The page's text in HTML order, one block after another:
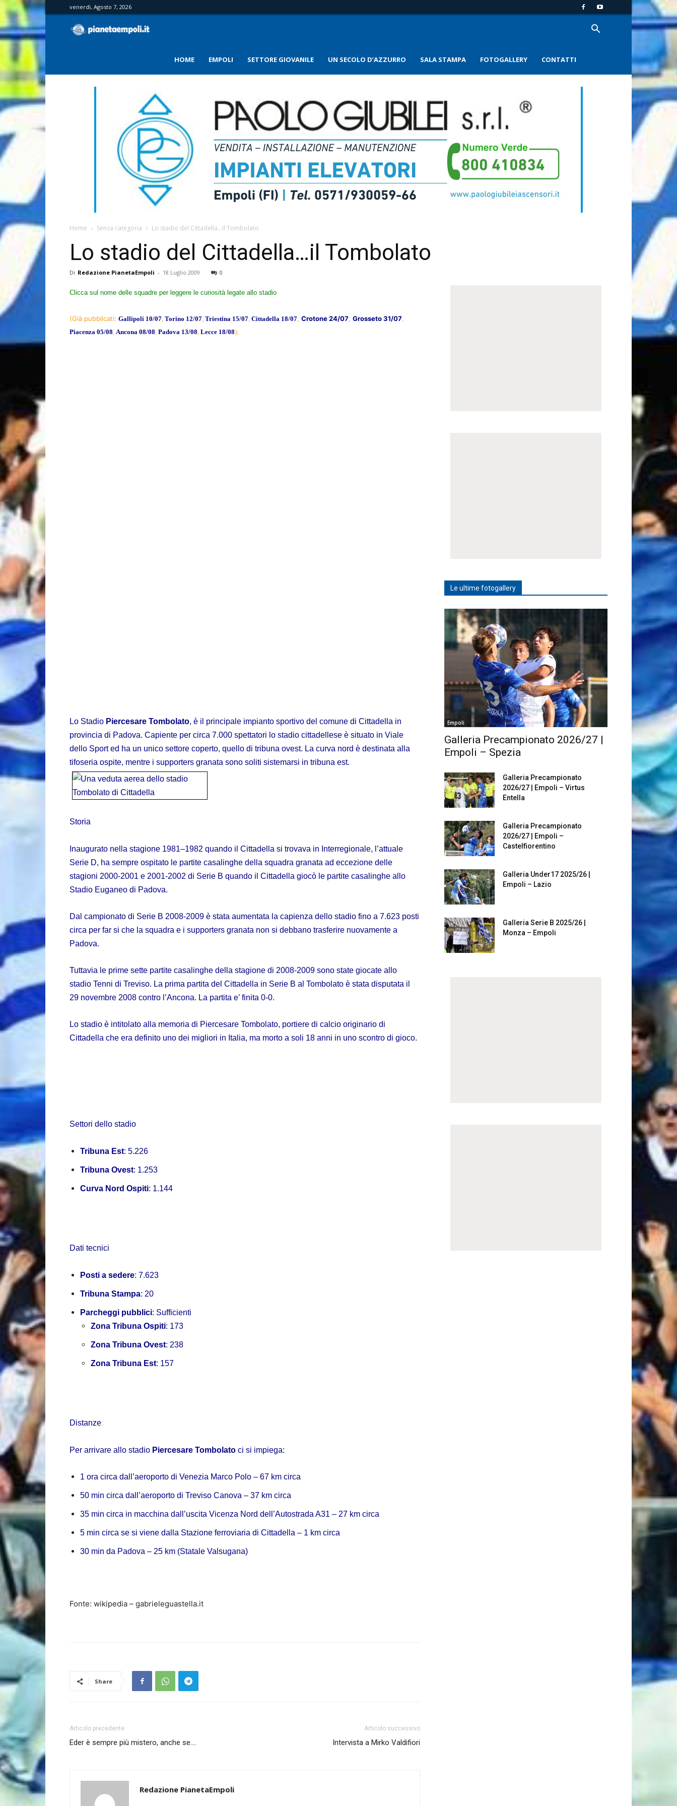
venerdì, Agosto 7, 2026
HOME EMPOLI SETTORE GIOVANILE UN SECOLO D’AZZURRO SALA STAMPA FOTOGALLERY CONTATTI
Home Senza categoria Lo stadio del Cittadella…il Tombolato
Lo stadio del Cittadella…il Tombolato
Di Redazione PianetaEmpoli - 18 Luglio 2009 0
Clicca sul nome delle squadre per leggere le curiosità legate allo stadio
(Già pubblicati: Gallipoli 10/07, Torino 12/07, Triestina 15/07, Cittadella 18/07, Crotone 24/07, Grosseto 31/07,
Piacenza 05/08, Ancona 08/08, Padova 13/08, Lecce 18/08);
Lo Stadio Piercesare Tombolato, è il principale impianto sportivo del comune di Cittadella in
provincia di Padova. Capiente per circa 7.000 spettatori lo stadio cittadellese è situato in Viale
dello Sport ed ha un unico settore coperto, quello di tribuna ovest. La curva nord è destinata alla
tifoseria ospite, mentre i supporters granata sono soliti sistemarsi in tribuna est.
Storia
Inaugurato nella stagione 1981–1982 quando il Cittadella si trovava in Interregionale, l’attuale
Serie D, ha sempre ospitato le partite casalinghe della squadra granata ad eccezione delle
stagioni 2000-2001 e 2001-2002 di Serie B quando il Cittadella giocò le partite casalinghe allo
Stadio Euganeo di Padova.
Dal campionato di Serie B 2008-2009 è stata aumentata la capienza dello stadio fino a 7.623 posti
circa per far si che la squadra e i supporters granata non si debbano trasferire nuovamente a
Padova.
Tuttavia le prime sette partite casalinghe della stagione di 2008-2009 sono state giocate allo
stadio Tenni di Treviso. La prima partita del Cittadella in Serie B al Tombolato è stata disputata il
29 novembre 2008 contro l’Ancona. La partita e’ finita 0-0.
Lo stadio è intitolato alla memoria di Piercesare Tombolato, portiere di calcio originario di
Cittadella che era definito uno dei migliori in Italia, ma morto a soli 18 anni in uno scontro di gioco.
Settori dello stadio
Tribuna Est: 5.226
Tribuna Ovest: 1.253
Curva Nord Ospiti: 1.144
Dati tecnici
Posti a sedere: 7.623
Tribuna Stampa: 20
Parcheggi pubblici: Sufficienti
Zona Tribuna Ospiti: 173
Zona Tribuna Ovest: 238
Zona Tribuna Est: 157
Distanze
Per arrivare allo stadio Piercesare Tombolato ci si impiega:
1 ora circa dall’aeroporto di Venezia Marco Polo – 67 km circa
50 min circa dall’aeroporto di Treviso Canova – 37 km circa
35 min circa in macchina dall’uscita Vicenza Nord dell’Autostrada A31 – 27 km circa
5 min circa se si viene dalla Stazione ferroviaria di Cittadella – 1 km circa
30 min da Padova – 25 km (Statale Valsugana)
Fonte: wikipedia – gabrieleguastella.it
Share
Articolo precedente
Eder è sempre più mistero, anche se….
Articolo successivo
Intervista a Mirko Valdifiori
Redazione PianetaEmpoli
Le ultime fotogallery
Empoli
Galleria Precampionato 2026/27 |
Empoli – Spezia
Galleria Precampionato
2026/27 | Empoli – Virtus
Entella
Galleria Precampionato
2026/27 | Empoli –
Castelfiorentino
Galleria Under17 2025/26 |
Empoli – Lazio
Galleria Serie B 2025/26 |
Monza – Empoli